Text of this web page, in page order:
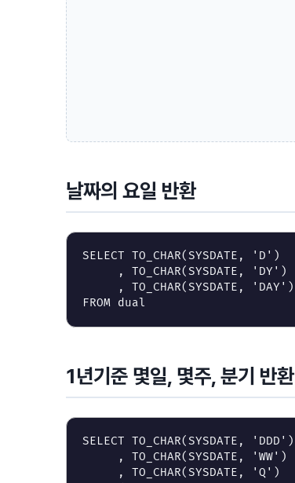
날짜의 요일 반환
SELECT TO_CHAR(SYSDATE , 'D' )
,
TO_CHAR(SYSDATE , 'DY' )
,
TO_CHAR(SYSDATE , 'DAY' )
FROM dual
1년기준 몇일, 몇주, 분기 반환
SELECT TO_CHAR(SYSDATE , 'DDD' )
,
TO_CHAR(SYSDATE , 'WW' )
,
TO_CHAR(SYSDATE , 'Q' )